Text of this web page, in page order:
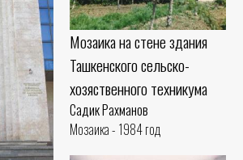
Мозаика на стене здания
Ташкенского сельско-
хозяственного техникума
Садик Рахманов
Мозаика - 1984 год